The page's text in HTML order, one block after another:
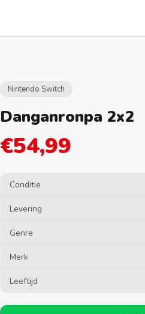
Nintendo Switch
Danganronpa 2x2
€54,99
Conditie
Levering
Genre
Merk
Leeftijd